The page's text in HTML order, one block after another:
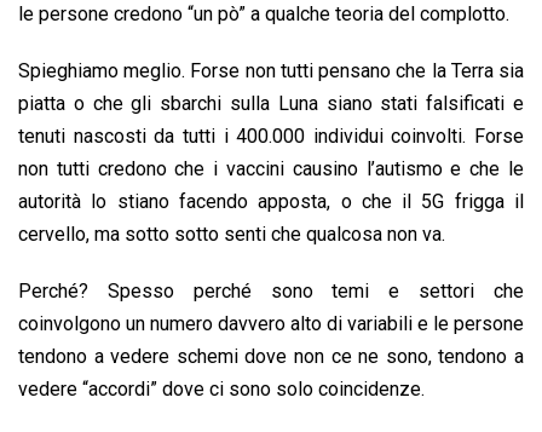
le persone credono “un pò” a qualche teoria del complotto.
Spieghiamo meglio. Forse non tutti pensano che la Terra sia
piatta o che gli sbarchi sulla Luna siano stati falsificati e
tenuti nascosti da tutti i 400.000 individui coinvolti. Forse
non tutti credono che i vaccini causino l’autismo e che le
autorità lo stiano facendo apposta, o che il 5G frigga il
cervello, ma sotto sotto senti che qualcosa non va.
Perché? Spesso perché sono temi e settori che
coinvolgono un numero davvero alto di variabili e le persone
tendono a vedere schemi dove non ce ne sono, tendono a
vedere “accordi” dove ci sono solo coincidenze.